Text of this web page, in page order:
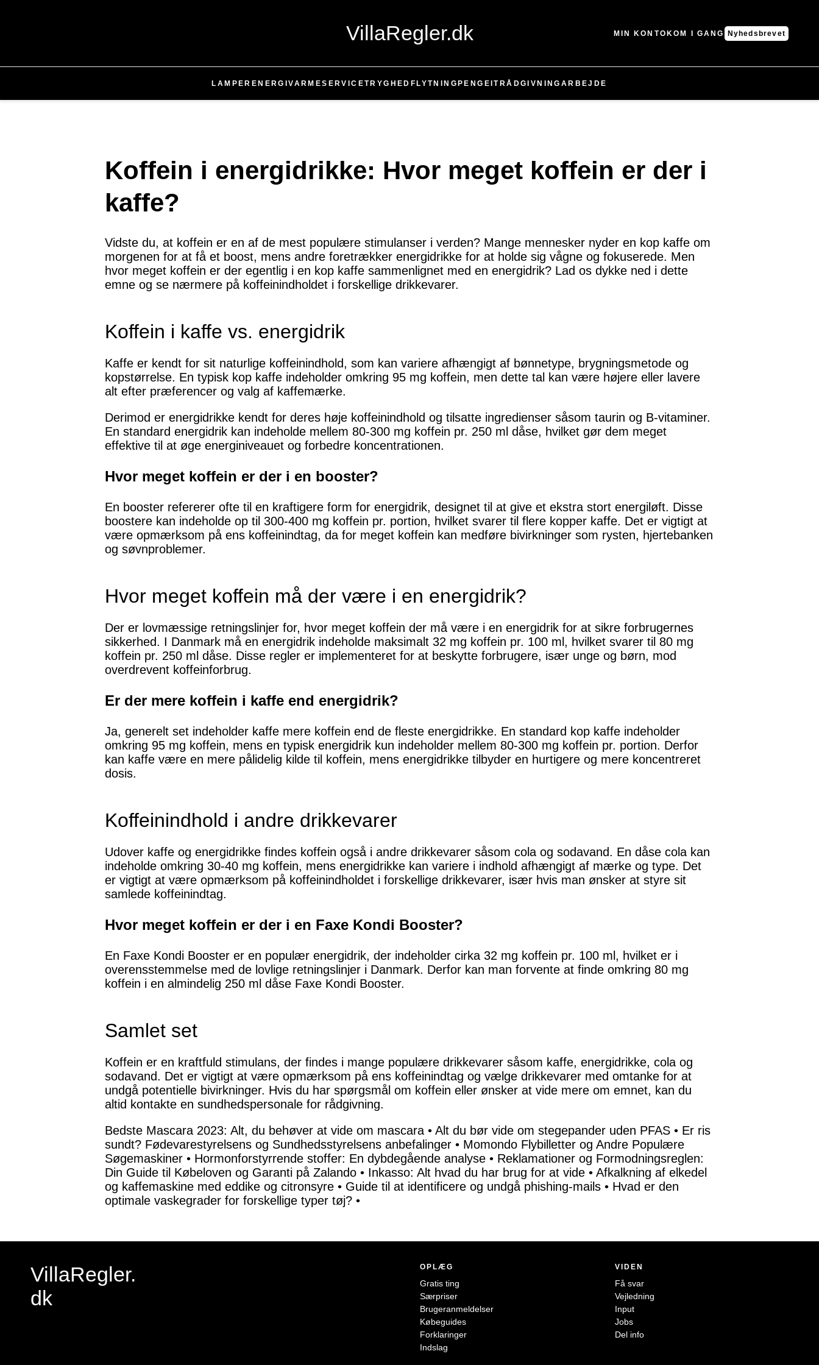
VillaRegler.dk MIN KONTOKOM I GANG Nyhedsbrevet
LAMPER ENERGIVARMESERVICETRYGHED FLYTNING PENGE IT RÅDGIVNING ARBEJDE
Koffein i energidrikke: Hvor meget koffein er der i
kaffe?
Vidste du, at koffein er en af de mest populære stimulanser i verden? Mange mennesker nyder en kop kaffe om
morgenen for at få et boost, mens andre foretrækker energidrikke for at holde sig vågne og fokuserede. Men
hvor meget koffein er der egentlig i en kop kaffe sammenlignet med en energidrik? Lad os dykke ned i dette
emne og se nærmere på koffeinindholdet i forskellige drikkevarer.
Koffein i kaffe vs. energidrik
Kaffe er kendt for sit naturlige koffeinindhold, som kan variere afhængigt af bønnetype, brygningsmetode og
kopstørrelse. En typisk kop kaffe indeholder omkring 95 mg koffein, men dette tal kan være højere eller lavere
alt efter præferencer og valg af kaffemærke.
Derimod er energidrikke kendt for deres høje koffeinindhold og tilsatte ingredienser såsom taurin og B-vitaminer.
En standard energidrik kan indeholde mellem 80-300 mg koffein pr. 250 ml dåse, hvilket gør dem meget
effektive til at øge energiniveauet og forbedre koncentrationen.
Hvor meget koffein er der i en booster?
En booster refererer ofte til en kraftigere form for energidrik, designet til at give et ekstra stort energiløft. Disse
boostere kan indeholde op til 300-400 mg koffein pr. portion, hvilket svarer til flere kopper kaffe. Det er vigtigt at
være opmærksom på ens koffeinindtag, da for meget koffein kan medføre bivirkninger som rysten, hjertebanken
og søvnproblemer.
Hvor meget koffein må der være i en energidrik?
Der er lovmæssige retningslinjer for, hvor meget koffein der må være i en energidrik for at sikre forbrugernes
sikkerhed. I Danmark må en energidrik indeholde maksimalt 32 mg koffein pr. 100 ml, hvilket svarer til 80 mg
koffein pr. 250 ml dåse. Disse regler er implementeret for at beskytte forbrugere, især unge og børn, mod
overdrevent koffeinforbrug.
Er der mere koffein i kaffe end energidrik?
Ja, generelt set indeholder kaffe mere koffein end de fleste energidrikke. En standard kop kaffe indeholder
omkring 95 mg koffein, mens en typisk energidrik kun indeholder mellem 80-300 mg koffein pr. portion. Derfor
kan kaffe være en mere pålidelig kilde til koffein, mens energidrikke tilbyder en hurtigere og mere koncentreret
dosis.
Koffeinindhold i andre drikkevarer
Udover kaffe og energidrikke findes koffein også i andre drikkevarer såsom cola og sodavand. En dåse cola kan
indeholde omkring 30-40 mg koffein, mens energidrikke kan variere i indhold afhængigt af mærke og type. Det
er vigtigt at være opmærksom på koffeinindholdet i forskellige drikkevarer, især hvis man ønsker at styre sit
samlede koffeinindtag.
Hvor meget koffein er der i en Faxe Kondi Booster?
En Faxe Kondi Booster er en populær energidrik, der indeholder cirka 32 mg koffein pr. 100 ml, hvilket er i
overensstemmelse med de lovlige retningslinjer i Danmark. Derfor kan man forvente at finde omkring 80 mg
koffein i en almindelig 250 ml dåse Faxe Kondi Booster.
Samlet set
Koffein er en kraftfuld stimulans, der findes i mange populære drikkevarer såsom kaffe, energidrikke, cola og
sodavand. Det er vigtigt at være opmærksom på ens koffeinindtag og vælge drikkevarer med omtanke for at
undgå potentielle bivirkninger. Hvis du har spørgsmål om koffein eller ønsker at vide mere om emnet, kan du
altid kontakte en sundhedspersonale for rådgivning.
Bedste Mascara 2023: Alt, du behøver at vide om mascara • Alt du bør vide om stegepander uden PFAS • Er ris
sundt? Fødevarestyrelsens og Sundhedsstyrelsens anbefalinger • Momondo Flybilletter og Andre Populære
Søgemaskiner • Hormonforstyrrende stoffer: En dybdegående analyse • Reklamationer og Formodningsreglen:
Din Guide til Købeloven og Garanti på Zalando • Inkasso: Alt hvad du har brug for at vide • Afkalkning af elkedel
og kaffemaskine med eddike og citronsyre • Guide til at identificere og undgå phishing-mails • Hvad er den
optimale vaskegrader for forskellige typer tøj? •
VillaRegler.
dk
OPLÆG
Gratis ting
Særpriser
Brugeranmeldelser
Købeguides
Forklaringer
Indslag
VIDEN
Få svar
Vejledning
Input
Jobs
Del info